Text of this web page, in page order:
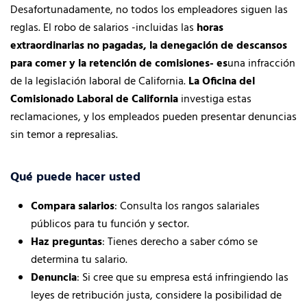
Desafortunadamente, no todos los empleadores siguen las
reglas. El robo de salarios -incluidas las horas
extraordinarias no pagadas, la denegación de descansos
para comer y la retención de comisiones- esuna infracción
de la legislación laboral de California.La Oficina del
Comisionado Laboral de Californiainvestiga estas
reclamaciones, y los empleados pueden presentar denuncias
sin temor a represalias.
Qué puede hacer usted
Compara salarios: Consulta los rangos salariales
públicos para tu función y sector.
Haz preguntas: Tienes derecho a saber cómo se
determina tu salario.
Denuncia: Si cree que su empresa está infringiendo las
leyes de retribución justa, considere la posibilidad de